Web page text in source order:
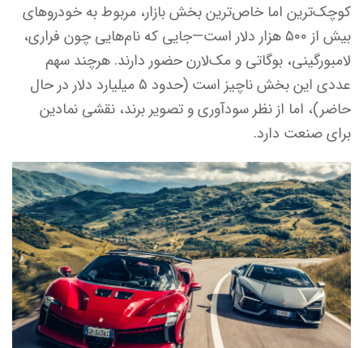
کوچک‌ترین اما خاص‌ترین بخش بازار، مربوط به خودروهای
بیش از ۵۰۰ هزار دلار است—جایی که نام‌هایی چون فراری،
لامبورگینی، بوگاتی و مک‌لارن حضور دارند. هرچند سهم
عددی این بخش ناچیز است (حدود ۵ میلیارد دلار در حال
حاضر)، اما از نظر سودآوری و تصویر برند، نقشی نمادین
برای صنعت دارد.